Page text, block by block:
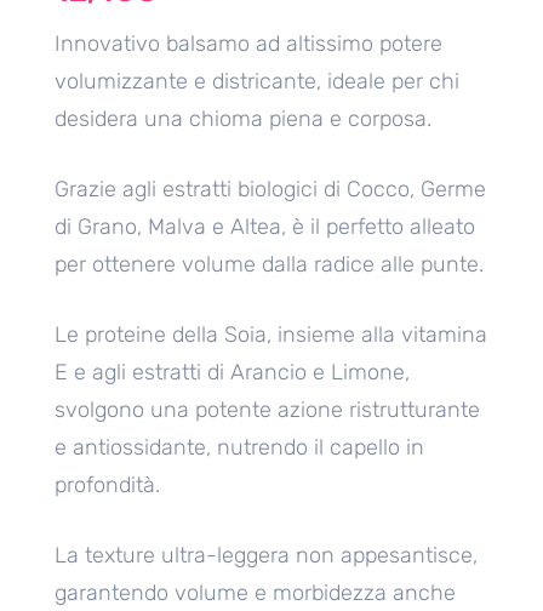
Innovativo balsamo ad altissimo potere
volumizzante e districante, ideale per chi
desidera una chioma piena e corposa.
Grazie agli estratti biologici di Cocco, Germe
di Grano, Malva e Altea, è il perfetto alleato
per ottenere volume dalla radice alle punte.
Le proteine della Soia, insieme alla vitamina
E e agli estratti di Arancio e Limone,
svolgono una potente azione ristrutturante
e antiossidante, nutrendo il capello in
profondità.
La texture ultra-leggera non appesantisce,
garantendo volume e morbidezza anche